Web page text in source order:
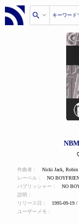
作曲者： Nicki Jack Robin
レーベル：
NO
パブリッシャー：
NO
説明：
リリース日：
1995-09-19 /
ユーザーメモ：